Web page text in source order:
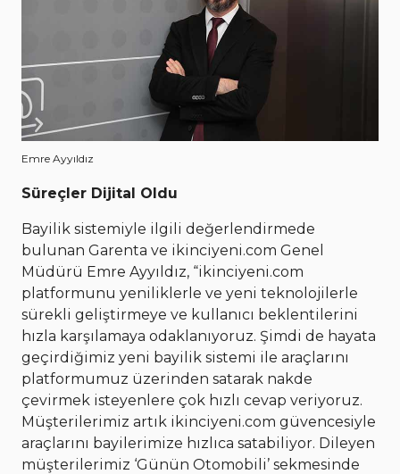
Emre Ayyıldız
Süreçler Dijital Oldu
Bayilik sistemiyle ilgili değerlendirmede
bulunan Garenta ve ikinciyeni.com Genel
Müdürü Emre Ayyıldız, “ikinciyeni.com
platformunu yeniliklerle ve yeni teknolojilerle
sürekli geliştirmeye ve kullanıcı beklentilerini
hızla karşılamaya odaklanıyoruz. Şimdi de hayata
geçirdiğimiz yeni bayilik sistemi ile araçlarını
platformumuz üzerinden satarak nakde
çevirmek isteyenlere çok hızlı cevap veriyoruz.
Müşterilerimiz artık ikinciyeni.com güvencesiyle
araçlarını bayilerimize hızlıca satabiliyor. Dileyen
müşterilerimiz ‘Günün Otomobili’ sekmesinde